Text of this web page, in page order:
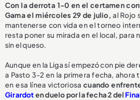
Con la derrota 1-0 en el certamen
Gama el miércoles 29 de julio, al Rojo
mantenerse con vida en el torneo
resta poner su mirada en el local, para
sin el queso.
Aunque en la Liga sí empezó con pie
a Pasto 3-2 en la primera fecha, ahora
en esa línea victoriosacuando
Girardoten duelo por la fecha 2 del